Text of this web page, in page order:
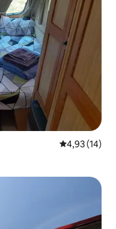
4,93 de uma
4,93 (14)